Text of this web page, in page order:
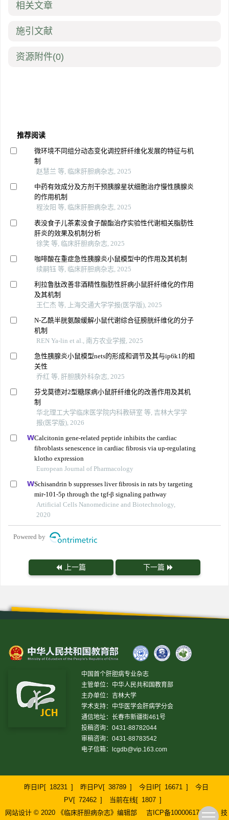
相关文章
施引文献
资源附件(0)
推荐阅读
微环境不同组分动态变化调控肝纤维化发展的特征与机
制
赵慧兰 等, 临床肝胆病杂志, 2025
中药有效成分及方剂干预胰腺星状细胞治疗慢性胰腺炎
的作用机制
程汝阳 等, 临床肝胆病杂志, 2025
表没食子儿茶素没食子酸酯治疗实验性代谢相关脂肪性
肝炎的效果及机制分析
徐笑 等, 临床肝胆病杂志, 2025
咖啡酸在重症急性胰腺炎小鼠模型中的作用及其机制
续嗣钰 等, 临床肝胆病杂志, 2025
利拉鲁肽改善非酒精性脂肪性肝病小鼠肝纤维化的作用
及其机制
王仁杰 等, 上海交通大学学报(医学版), 2025
N-乙酰半胱氨酸缓解小鼠代谢综合征膀胱纤维化的分子
机制
REN Ya-lin et al., 南方农业学报, 2025
急性胰腺炎小鼠模型nets的形成和调节及其与ip6k1 的相
关性
乔红 等, 肝胆胰外科杂志, 2025
芬戈莫德对2型糖尿病小鼠肝纤维化的改善作用及其机
制
华北理工大学临床医学院内科教研室 等, 吉林大学学
报(医学版), 2026
Calcitonin gene-related peptide inhibits the cardiac
fibroblasts senescence in cardiac fibrosis via up-regulating
klotho expression
European Journal of Pharmacology
Schisandrin b suppresses liver fibrosis in rats by targeting
mir-101-5p through the tgf-β signaling pathway
Artificial Cells Nanomedicine and Biotechnology,
2020
Powered by
上一篇 下一篇
中国首个肝胆病专业杂志
主管单位：中华人民共和国教育部
主办单位：吉林大学
学术支持：中华医学会肝病学分会
通信地址：长春市新疆街461号
投稿咨询：0431-88782044
审稿咨询：0431-88783542
电子信箱：
lcgdb@vip.163.com
昨日IP[ 18231 ] 昨日PV[ 38789 ] 今日IP[ 16671 ]
今日
PV[ 72462 ] 当前在线[ 1807 ]
网站设计 © 2020 《临床肝胆病杂志》编辑部
吉ICP备10000617号-1 技